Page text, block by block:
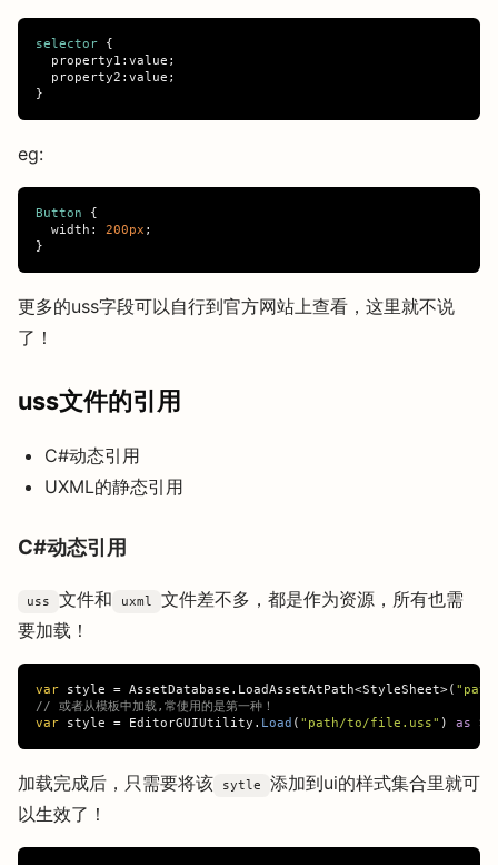
selector
{
property1 : value ;
property2 : value ;
}
eg:
Button
{
width : 200px ;
}
更多的uss字段可以自行到官方网站上查看，这里就不说
了！
uss文件的引用
C#动态引用
UXML的静态引用
C#动态引用
uss 文件和 uxml
文件差不多，都是作为资源，所有也需
要加载！
var style = AssetDatabase . LoadAssetAtPath<StyleSheet>(
// 或者从模板中加载,常使用的是第一种！
var
style = EditorGUIUtility . Load ( "path/to/file.uss" ) as
加载完成后，只需要将该 sytle
添加到ui的样式集合里就可
以生效了！